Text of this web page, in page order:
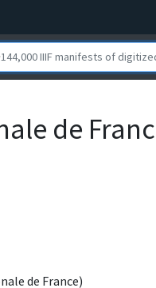
de
de France)